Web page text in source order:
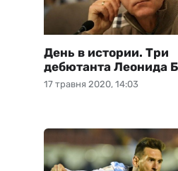
17 травня 2020, 14:03
День в истории. Три
дебютанта Леонида